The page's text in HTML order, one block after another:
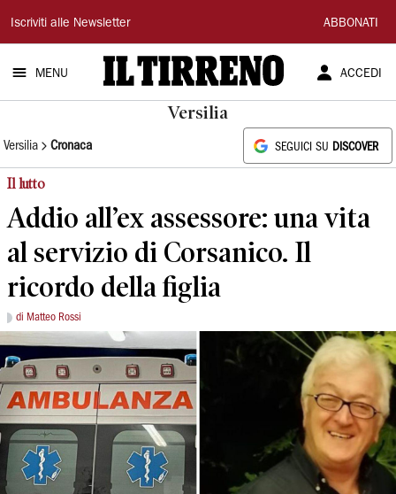
Il
Tirreno
Iscriviti alle Newsletter ABBONATI
MENU ACCEDI
Versilia
Versilia Cronaca SEGUICI SU DISCOVER
Il lutto
Addio all’ex assessore: una vita
al servizio di Corsanico. Il
ricordo della figlia
di Matteo Rossi